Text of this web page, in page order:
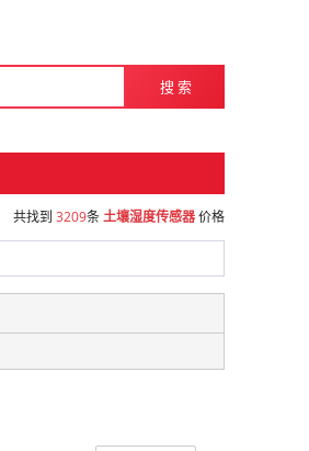
搜 索
共找到 3209条土壤湿度传感器价格